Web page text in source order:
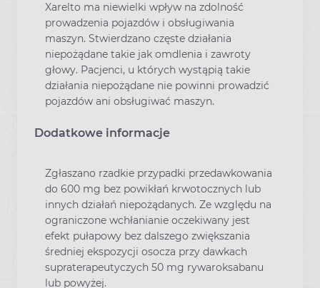
Xarelto ma niewielki wpływ na zdolność
prowadzenia pojazdów i obsługiwania
maszyn. Stwierdzano częste działania
niepożądane takie jak omdlenia i zawroty
głowy. Pacjenci, u których wystąpią takie
działania niepożądane nie powinni prowadzić
pojazdów ani obsługiwać maszyn.
Dodatkowe informacje
Zgłaszano rzadkie przypadki przedawkowania
do 600 mg bez powikłań krwotocznych lub
innych działań niepożądanych. Ze względu na
ograniczone wchłanianie oczekiwany jest
efekt pułapowy bez dalszego zwiększania
średniej ekspozycji osocza przy dawkach
supraterapeutyczych 50 mg rywaroksabanu
lub powyżej.